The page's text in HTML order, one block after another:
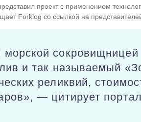
проект с применением
Forklog со ссылкой на
сокровищницей
и так называемый
реликвий,
— цитирует